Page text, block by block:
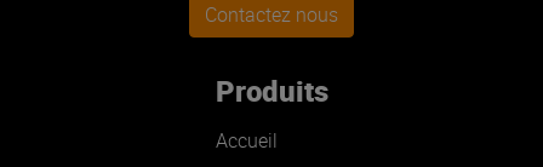
Contactez nous
Produits
Accueil